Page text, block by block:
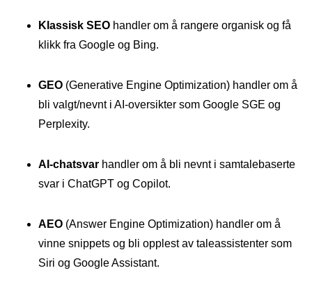
Klassisk SEO handler om å rangere organisk og få
klikk fra Google og Bing.
GEO (Generative Engine Optimization) handler om å
bli valgt/nevnt i AI-oversikter som Google SGE og
Perplexity.
AI-chatsvar handler om å bli nevnt i samtalebaserte
svar i ChatGPT og Copilot.
AEO (Answer Engine Optimization) handler om å
vinne snippets og bli opplest av taleassistenter som
Siri og Google Assistant.